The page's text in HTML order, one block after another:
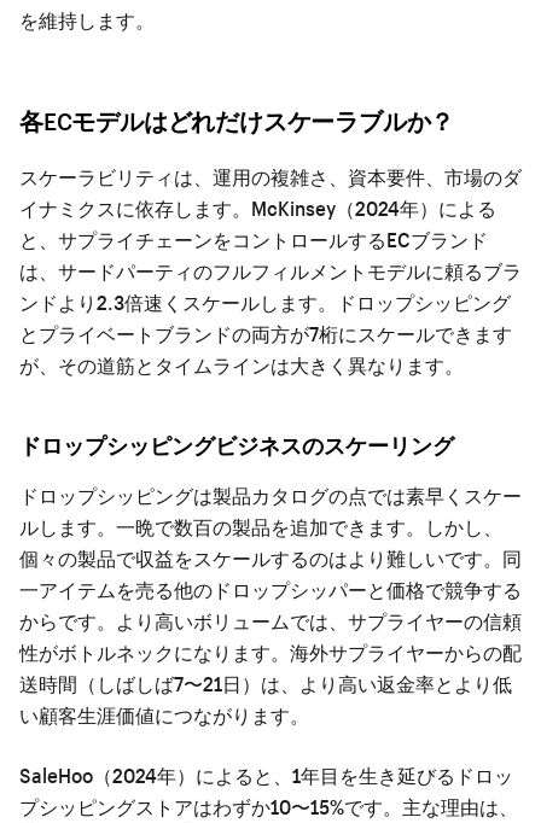
を維持します。
各ECモデルはどれだけスケーラブルか？
スケーラビリティは、運用の複雑さ、資本要件、市場のダ
イナミクスに依存します。McKinsey（2024年）による
と、サプライチェーンをコントロールするECブランド
は、サードパーティのフルフィルメントモデルに頼るブラ
ンドより2.3倍速くスケールします。ドロップシッピング
とプライベートブランドの両方が7桁にスケールできます
が、その道筋とタイムラインは大きく異なります。
ドロップシッピングビジネスのスケーリング
ドロップシッピングは製品カタログの点では素早くスケー
ルします。一晩で数百の製品を追加できます。しかし、
個々の製品で収益をスケールするのはより難しいです。同
一アイテムを売る他のドロップシッパーと価格で競争する
からです。より高いボリュームでは、サプライヤーの信頼
性がボトルネックになります。海外サプライヤーからの配
送時間（しばしば7〜21日）は、より高い返金率とより低
い顧客生涯価値につながります。
SaleHoo（2024年）によると、1年目を生き延びるドロッ
プシッピングストアはわずか10〜15%です。主な理由は、